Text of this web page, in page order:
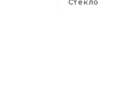
Стекло